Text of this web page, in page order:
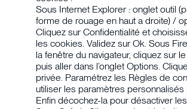
Sous Internet Explorer : onglet outil
forme de rouage en haut a droite) /
Cliquez sur Confidentialité et
les cookies. Validez sur Ok. Sous
la fenêtre du navigateur, cliquez sur
puis aller dans l’onglet Options.
privée. Paramétrez les Règles de
utiliser les paramètres personnalisés
Enfin décochez-la pour désactiver